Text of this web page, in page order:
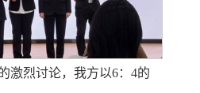
激烈讨论，我方以6：4的